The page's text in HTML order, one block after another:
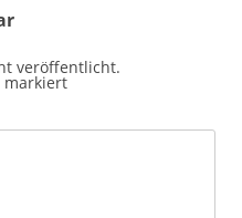
veröffentlicht.
markiert